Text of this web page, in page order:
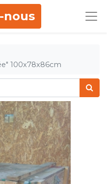
nous
100x78x86cm